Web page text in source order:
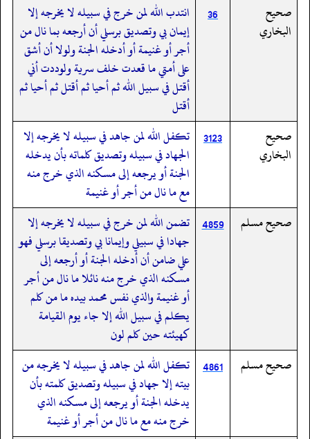
صحيح
البخاري
36
انتدب الله لمن خرج في سبيله لا يخرجه إلا
إيمان بي وتصديق برسلي أن أرجعه بما نال من
أجر أو غنيمة أو أدخله الجنة ولولا أن أشق
على أمتي ما قعدت خلف سرية ولوددت أني
أقتل في سبيل الله ثم أحيا ثم أقتل ثم أحيا ثم
أقتل
صحيح
البخاري
3123
تكفل الله لمن جاهد في سبيله لا يخرجه إلا
الجهاد في سبيله وتصديق كلماته بأن يدخله
الجنة أو يرجعه إلى مسكنه الذي خرج منه
مع ما نال من أجر أو غنيمة
صحيح مسلم
4859 تضمن الله لمن خرج في سبيله لا يخرجه إلا
جهادا في سبيلي وإيمانا بي وتصديقا برسلي فهو
علي ضامن أن أدخله الجنة أو أرجعه إلى
مسكنه الذي خرج منه نائلا ما نال من أجر
أو غنيمة والذي نفس محمد بيده ما من كلم
يكلم في سبيل الله إلا جاء يوم القيامة
كهيئته حين كلم لون
صحيح مسلم
4861 تكفل الله لمن جاهد في سبيله لا يخرجه من
بيته إلا جهاد في سبيله وتصديق كلمته بأن
يدخله الجنة أو يرجعه إلى مسكنه الذي
خرج منه مع ما نال من أجر أو غنيمة